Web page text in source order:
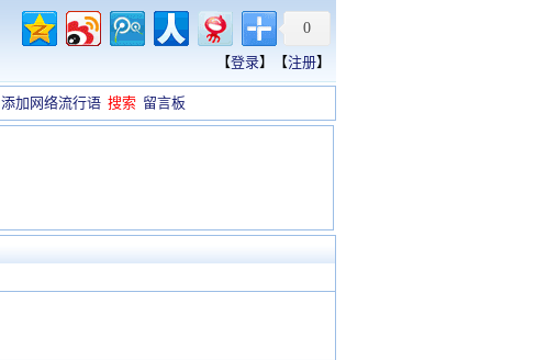
0
【登录】【注册】
添加网络流行语 搜索 留言板